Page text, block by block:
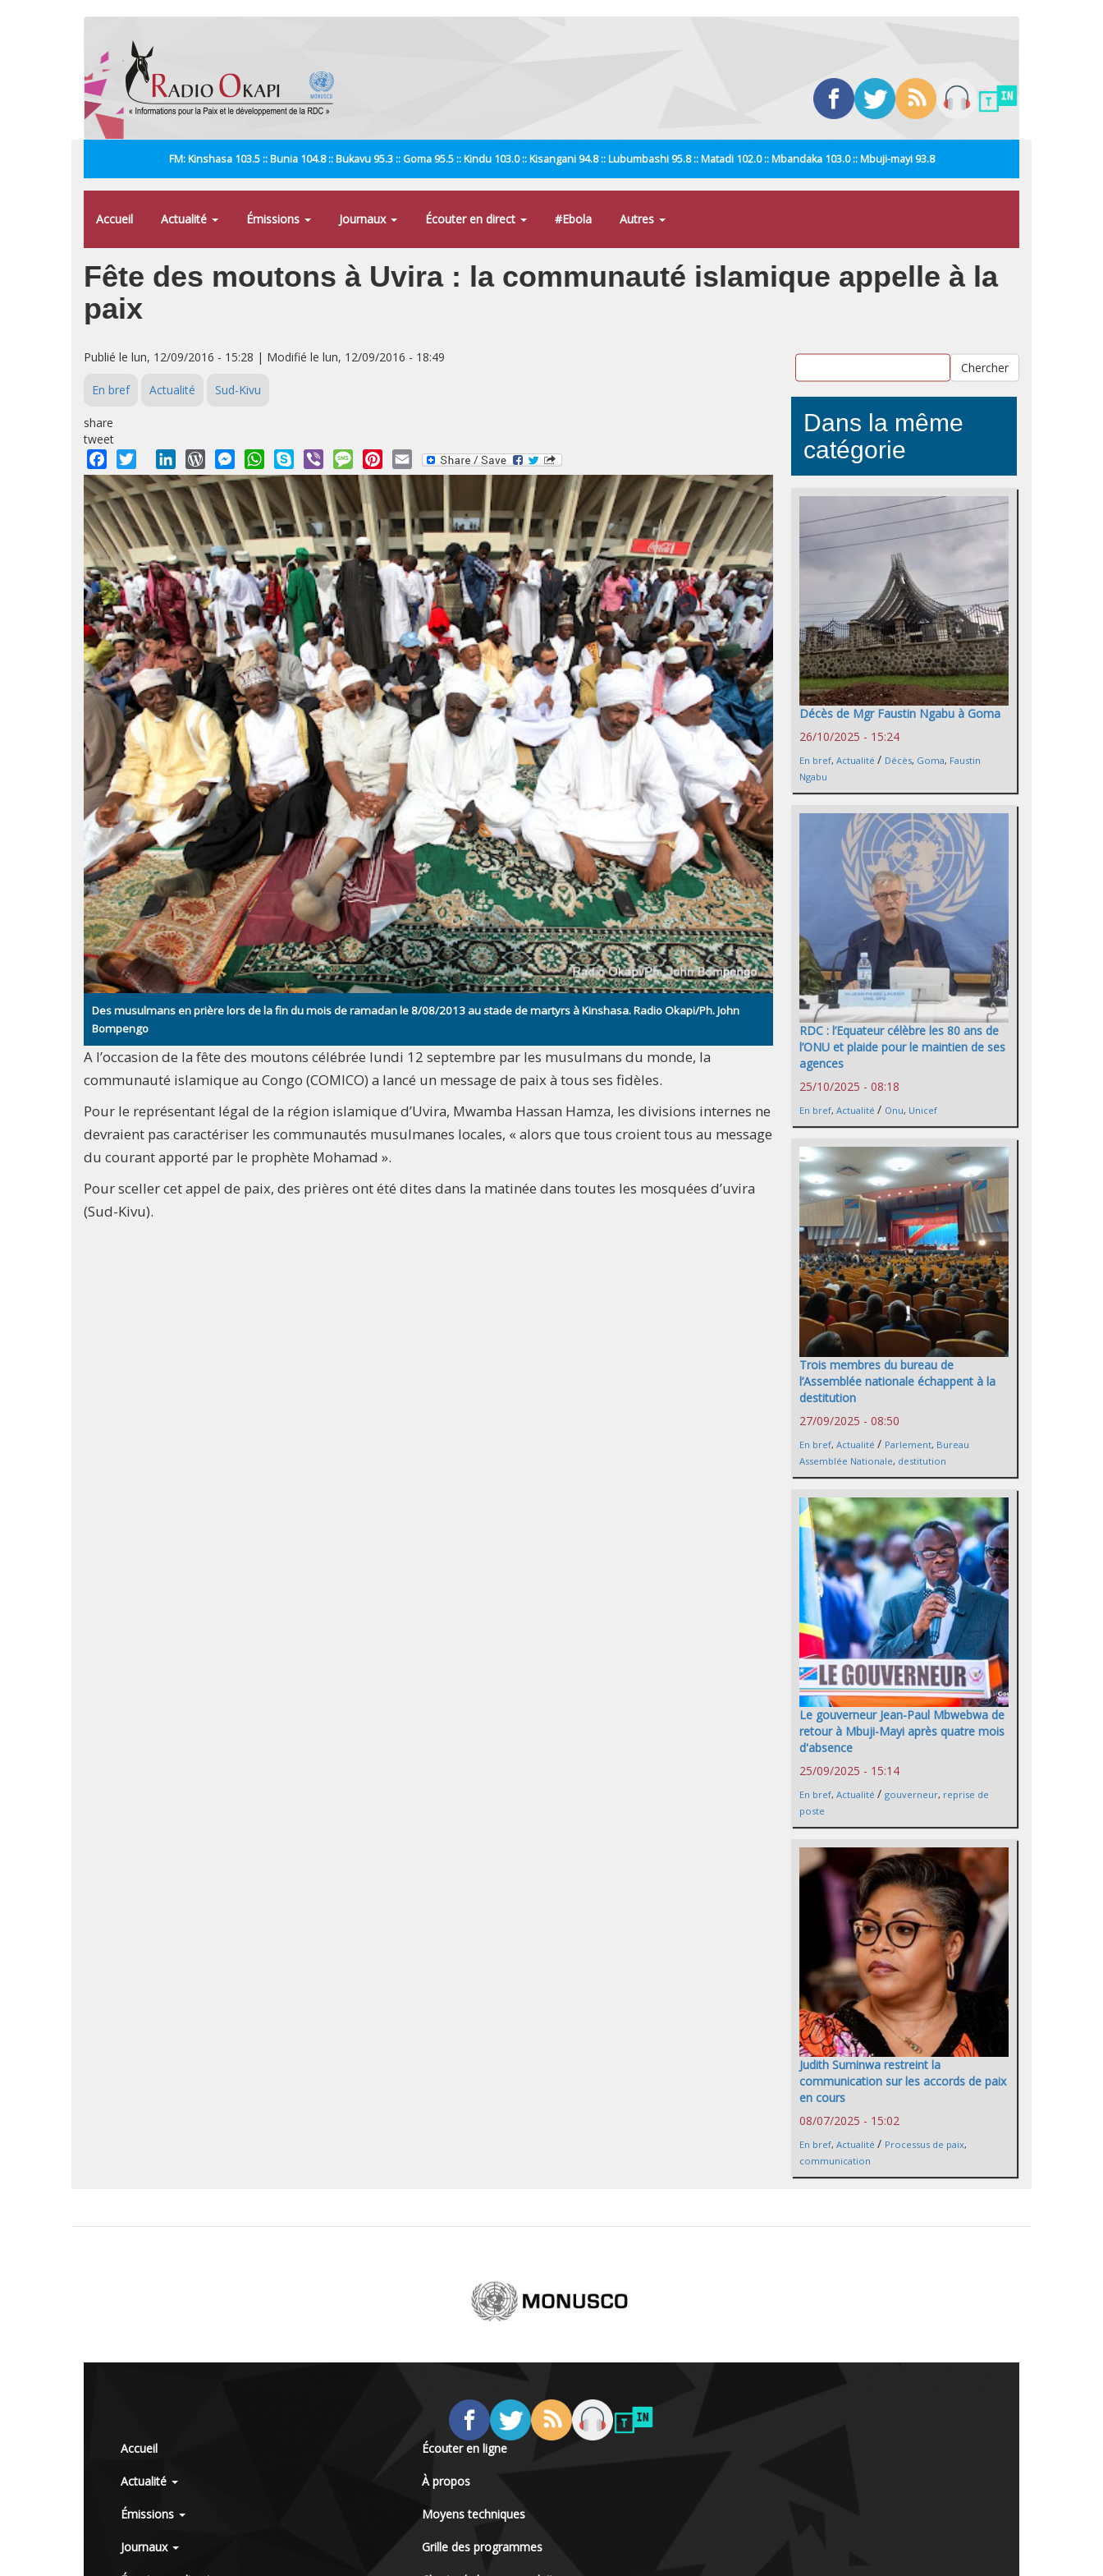
FM: Kinshasa 103.5 :: Bunia 104.8 :: Bukavu 95.3 :: Goma 95.5 :: Kindu 103.0 :: Kisangani 94.8 :: Lubumbashi 95.8 :: Matadi 102.0 :: Mbandaka 103.0 :: Mbuji-mayi 93.8
Accueil Actualité Émissions Journaux Écouter en direct #Ebola Autres
Fête des moutons à Uvira : la communauté islamique appelle à la
paix
Publié le lun, 12/09/2016 - 15:28 | Modifié le lun, 12/09/2016 - 18:49
En bref Actualité Sud-Kivu
share
tweet
Facebook
Twitter LinkedInWordPressMessengerWhatsApp
Skype Viber MessagePinterest
Email
Des musulmans en prière lors de la fin du mois de ramadan le 8/08/2013 au stade de martyrs à Kinshasa. Radio Okapi/Ph. John
Bompengo
A l’occasion de la fête des moutons célébrée lundi 12 septembre par les musulmans du monde, la
communauté islamique au Congo (COMICO) a lancé un message de paix à tous ses fidèles.
Pour le représentant légal de la région islamique d’Uvira, Mwamba Hassan Hamza, les divisions internes ne
devraient pas caractériser les communautés musulmanes locales, « alors que tous croient tous au message
du courant apporté par le prophète Mohamad ».
Pour sceller cet appel de paix, des prières ont été dites dans la matinée dans toutes les mosquées d’uvira
(Sud-Kivu).​
Chercher
Dans la même
catégorie
Décès de Mgr Faustin Ngabu à Goma
26/10/2025 - 15:24
En bref, Actualité / Décès, Goma, Faustin
Ngabu
RDC : l’Equateur célèbre les 80 ans de
l’ONU et plaide pour le maintien de ses
agences
25/10/2025 - 08:18
En bref, Actualité / Onu, Unicef
Trois membres du bureau de
l’Assemblée nationale échappent à la
destitution
27/09/2025 - 08:50
En bref, Actualité / Parlement, Bureau
Assemblée Nationale, destitution
Le gouverneur Jean-Paul Mbwebwa de
retour à Mbuji-Mayi après quatre mois
d'absence
25/09/2025 - 15:14
En bref, Actualité / gouverneur, reprise de
poste
Judith Suminwa restreint la
communication sur les accords de paix
en cours
08/07/2025 - 15:02
En bref, Actualité / Processus de paix,
communication
Accueil
Actualité
Émissions
Journaux
Écouter en ligne
À propos
Moyens techniques
Grille des programmes